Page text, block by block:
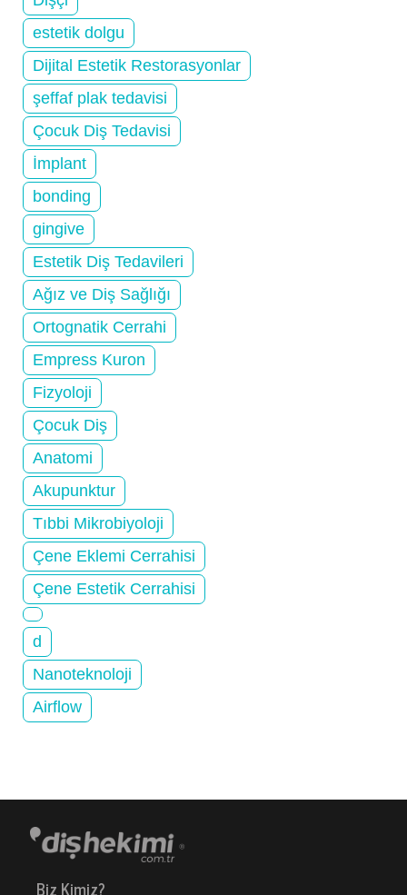
estetik dolgu
Dijital Estetik Restorasyonlar
şeffaf plak tedavisi
Çocuk Diş Tedavisi
İmplant
bonding
gingive
Estetik Diş Tedavileri
Ağız ve Diş Sağlığı
Ortognatik Cerrahi
Empress Kuron
Fizyoloji
Çocuk Diş
Anatomi
Akupunktur
Tıbbi Mikrobiyoloji
Çene Eklemi Cerrahisi
Çene Estetik Cerrahisi
d
Nanoteknoloji
Airflow
Biz Kimiz?